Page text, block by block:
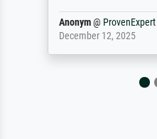
Reinhold,@ProvenExpert
April 22, 2026